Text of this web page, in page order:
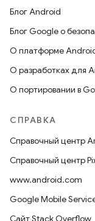
Блог Android
Блог Google о
О платформе
О разработках для
О портировании в
СПРАВКА
Справочный центр
Справочный центр
www.android.com
Google Mobile
Сайт Stack Overflow